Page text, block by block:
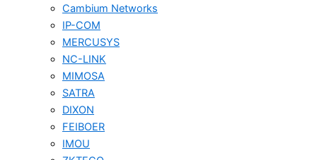
Cambium Networks
IP-COM
MERCUSYS
NC-LINK
MIMOSA
SATRA
DIXON
FEIBOER
IMOU